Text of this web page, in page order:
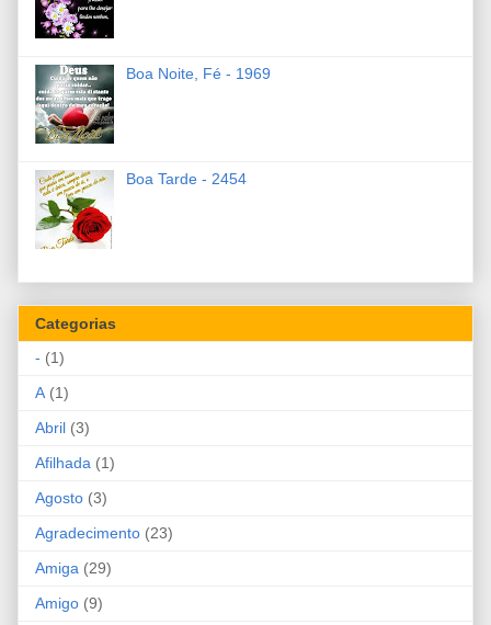
Boa Noite, Fé - 1969
Boa Tarde - 2454
Categorias
- (1)
A (1)
Abril (3)
Afilhada (1)
Agosto (3)
Agradecimento (23)
Amiga (29)
Amigo (9)